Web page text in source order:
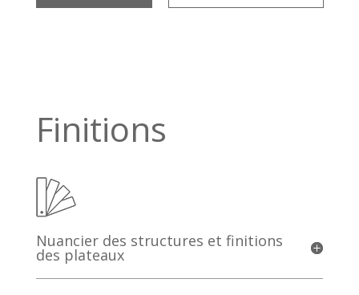
Finitions
Nuancier des structures et finitions
des plateaux